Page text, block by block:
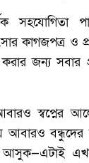
সহযোগিতা
কাগজপত্র ও
জন্য সবার
স্বপ্নের
আবারও
আসুক—এটাই